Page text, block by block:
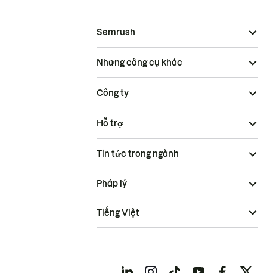
Semrush
Những công cụ khác
Công ty
Hỗ trợ
Tin tức trong ngành
Pháp lý
Tiếng Việt